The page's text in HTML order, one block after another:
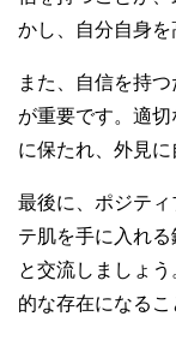
かし、自分自身を
また、自信を持
が重要です。適
に保たれ、外見に
最後に、ポジテ
テ肌を手に入れ
と交流しましょ
的な存在になるこ